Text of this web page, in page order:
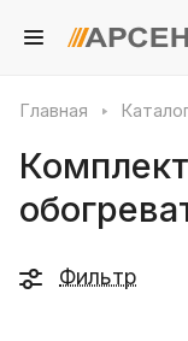
Главная
Фильтр